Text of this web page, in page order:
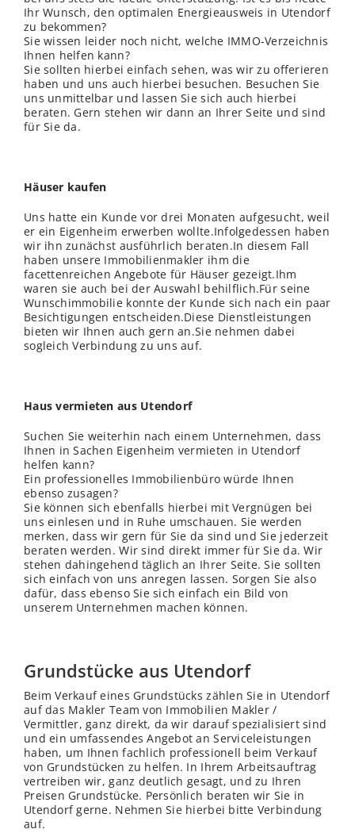
Ihr Wunsch, den optimalen Energieausweis in Utendorf
zu bekommen?
Sie wissen leider noch nicht, welche IMMO-Verzeichnis
Ihnen helfen kann?
Sie sollten hierbei einfach sehen, was wir zu offerieren
haben und uns auch hierbei besuchen. Besuchen Sie
uns unmittelbar und lassen Sie sich auch hierbei
beraten. Gern stehen wir dann an Ihrer Seite und sind
für Sie da.
Häuser kaufen
Uns hatte ein Kunde vor drei Monaten aufgesucht, weil
er ein Eigenheim erwerben wollte.Infolgedessen haben
wir ihn zunächst ausführlich beraten.In diesem Fall
haben unsere Immobilienmakler ihm die
facettenreichen Angebote für Häuser gezeigt.Ihm
waren sie auch bei der Auswahl behilflich.Für seine
Wunschimmobilie konnte der Kunde sich nach ein paar
Besichtigungen entscheiden.Diese Dienstleistungen
bieten wir Ihnen auch gern an.Sie nehmen dabei
sogleich Verbindung zu uns auf.
Haus vermieten aus Utendorf
Suchen Sie weiterhin nach einem Unternehmen, dass
Ihnen in Sachen Eigenheim vermieten in Utendorf
helfen kann?
Ein professionelles Immobilienbüro würde Ihnen
ebenso zusagen?
Sie können sich ebenfalls hierbei mit Vergnügen bei
uns einlesen und in Ruhe umschauen. Sie werden
merken, dass wir gern für Sie da sind und Sie jederzeit
beraten werden. Wir sind direkt immer für Sie da. Wir
stehen dahingehend täglich an Ihrer Seite. Sie sollten
sich einfach von uns anregen lassen. Sorgen Sie also
dafür, dass ebenso Sie sich einfach ein Bild von
unserem Unternehmen machen können.
Grundstücke aus Utendorf
Beim Verkauf eines Grundstücks zählen Sie in Utendorf
auf das Makler Team von Immobilien Makler /
Vermittler, ganz direkt, da wir darauf spezialisiert sind
und ein umfassendes Angebot an Serviceleistungen
haben, um Ihnen fachlich professionell beim Verkauf
von Grundstücken zu helfen. In Ihrem Arbeitsauftrag
vertreiben wir, ganz deutlich gesagt, und zu Ihren
Preisen Grundstücke. Persönlich beraten wir Sie in
Utendorf gerne. Nehmen Sie hierbei bitte Verbindung
auf.